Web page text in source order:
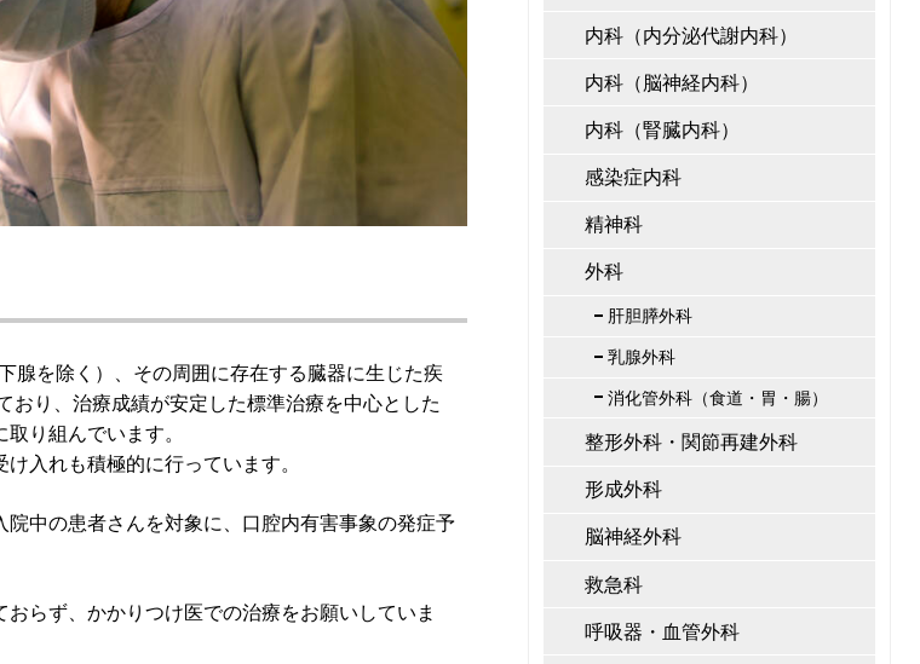
腺を除く）、その周囲に存在する臓器に生じた疾
おり、治療成績が安定した標準治療を中心とした
り組んでいます。
入れも積極的に行っています。
中の患者さんを対象に、口腔内有害事象の発症予
らず、かかりつけ医での治療をお願いしていま
内科（内分泌代謝内科）
内科（脳神経内科）
内科（腎臓内科）
感染症内科
精神科
外科
肝胆膵外科
乳腺外科
消化管外科（食道・胃・腸）
整形外科・関節再建外科
形成外科
脳神経外科
救急科
呼吸器・血管外科